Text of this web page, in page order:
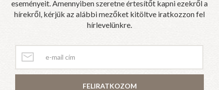
eseményeit. Amennyiben szeretne értesítőt kapni ezekről a
hírekről, kérjük az alábbi mezőket kitöltve iratkozzon fel
hírlevelünkre.
FELIRATKOZOM